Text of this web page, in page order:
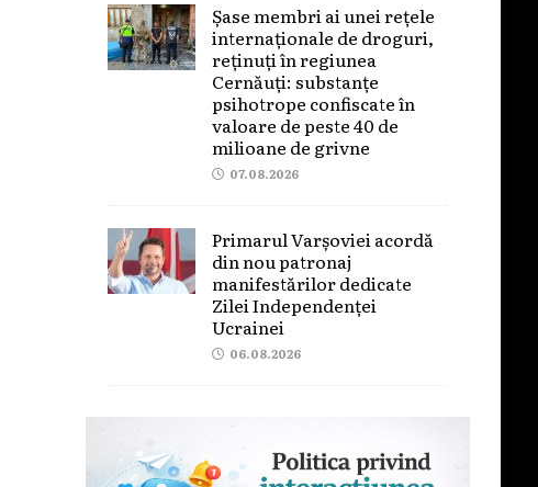
Șase membri ai unei rețele
internaționale de droguri,
reținuți în regiunea
Cernăuți: substanțe
psihotrope confiscate în
valoare de peste 40 de
milioane de grivne
07.08.2026
Primarul Varșoviei acordă
din nou patronaj
manifestărilor dedicate
Zilei Independenței
Ucrainei
06.08.2026